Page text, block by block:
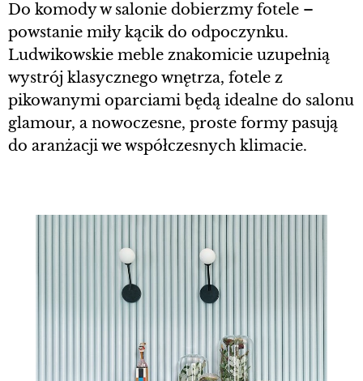
Do komody w salonie dobierzmy fotele –
powstanie miły kącik do odpoczynku.
Ludwikowskie meble znakomicie uzupełnią
wystrój klasycznego wnętrza, fotele z
pikowanymi oparciami będą idealne do salonu
glamour, a nowoczesne, proste formy pasują
do aranżacji we współczesnych klimacie.